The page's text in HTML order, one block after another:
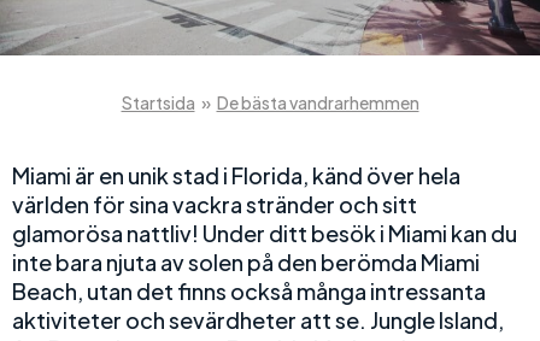
Startsida » De bästa vandrarhemmen
Miami är en unik stad i Florida, känd över hela
världen för sina vackra stränder och sitt
glamorösa nattliv! Under ditt besök i Miami kan du
inte bara njuta av solen på den berömda Miami
Beach, utan det finns också många intressanta
aktiviteter och sevärdheter att se. Jungle Island,